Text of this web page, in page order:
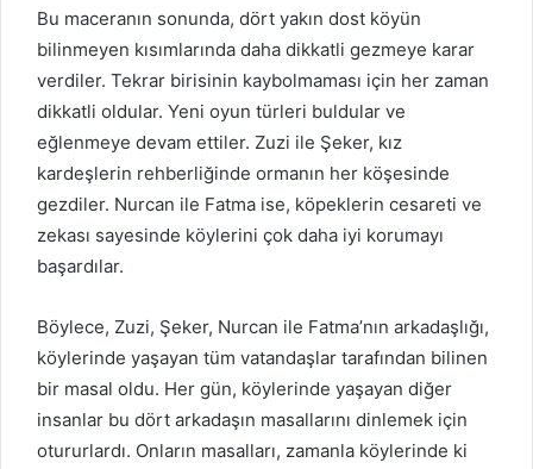
Bu maceranın sonunda, dört yakın dost köyün
bilinmeyen kısımlarında daha dikkatli gezmeye karar
verdiler. Tekrar birisinin kaybolmaması için her zaman
dikkatli oldular. Yeni oyun türleri buldular ve
eğlenmeye devam ettiler. Zuzi ile Şeker, kız
kardeşlerin rehberliğinde ormanın her köşesinde
gezdiler. Nurcan ile Fatma ise, köpeklerin cesareti ve
zekası sayesinde köylerini çok daha iyi korumayı
başardılar.
Böylece, Zuzi, Şeker, Nurcan ile Fatma’nın arkadaşlığı,
köylerinde yaşayan tüm vatandaşlar tarafından bilinen
bir masal oldu. Her gün, köylerinde yaşayan diğer
insanlar bu dört arkadaşın masallarını dinlemek için
otururlardı. Onların masalları, zamanla köylerinde ki